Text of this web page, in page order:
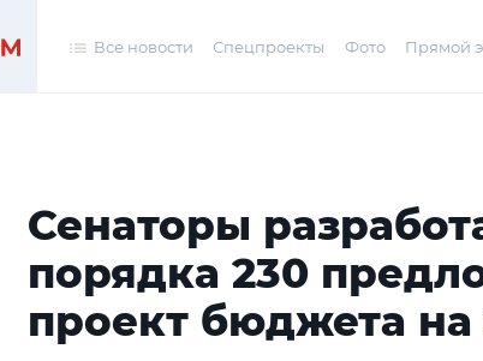
Все новости Спецпроекты Фото Прямой
Сенаторы
порядка 230
проект бюджета на